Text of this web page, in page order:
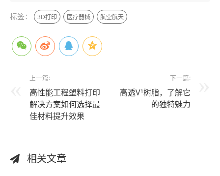
标签： 3D打印 医疗器械 航空航天
上一篇:
高性能工程塑料打印
解决方案如何选择最
佳材料提升效果
下一篇:
高透V¹树脂，了解它
的独特魅力
相关文章